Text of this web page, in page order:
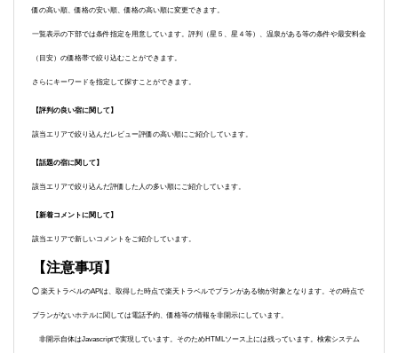
価の高い順、価格の安い順、価格の高い順に変更できます。
一覧表示の下部では条件指定を用意しています。評判（星５、星４等）、温泉がある等の条件や最安料金
（目安）の価格帯で絞り込むことができます。
さらにキーワードを指定して探すことができます。
【評判の良い宿に関して】
該当エリアで絞り込んだレビュー評価の高い順にご紹介しています。
【話題の宿に関して】
該当エリアで絞り込んだ評価した人の多い順にご紹介しています。
【新着コメントに関して】
該当エリアで新しいコメントをご紹介しています。
【注意事項】
◯ 楽天トラベルのAPIは、取得した時点で楽天トラベルでプランがある物が対象となります。その時点で
プランがないホテルに関しては電話予約、価格等の情報を非開示にしています。
非開示自体はJavascriptで実現しています。そのためHTMLソース上には残っています。検索システム